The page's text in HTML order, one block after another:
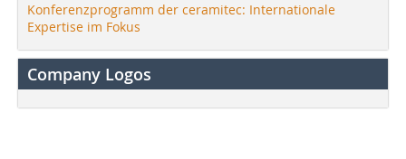
Konferenzprogramm der ceramitec: Internationale
Expertise im Fokus
Company Logos